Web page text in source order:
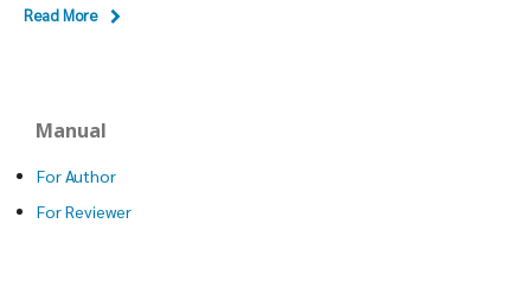
Read More
Manual
For Author
For Reviewer